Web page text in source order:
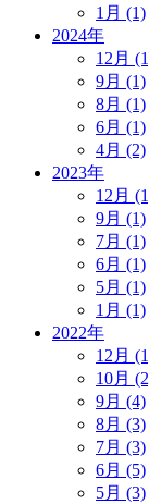
1月 (1)
2024年
12月
9月 (1)
8月 (1)
6月 (1)
4月 (2)
2023年
12月
9月 (1)
7月 (1)
6月 (1)
5月 (1)
1月 (1)
2022年
12月
10月
9月 (4)
8月 (3)
7月 (3)
6月 (5)
5月 (3)